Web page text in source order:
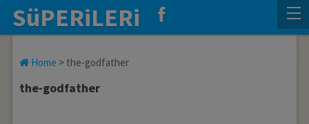
SüPERiLERi
Home > the-godfather
the-godfather